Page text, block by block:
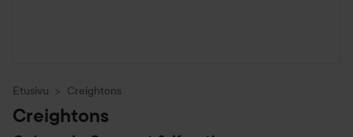
Etusivu Creightons
Creightons